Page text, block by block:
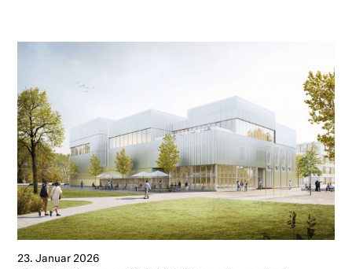
23. Januar 2026